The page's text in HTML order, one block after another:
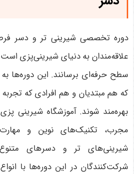
دوره تخصصی شیرینی تر و دسر
علاقه‌مندان به دنیای شیرینی‌پزی
سطح حرفه‌ای برسانند. این دوره‌ها
که هم مبتدیان و هم افرادی که تجربه
بهره‌مند شوند. آموزشگاه شیرینی
مجرب، تکنیک‌های نوین و
شیرینی‌های تر و دسرهای
شرکت‌کنندگان در این دوره‌ها با